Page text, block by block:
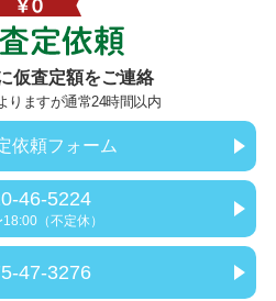
仮査定額をご連絡
りますが通常24時間以内
依頼フォーム
46-5224
（不定休）
47-3276